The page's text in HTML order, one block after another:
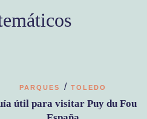
PARQUES / TOLEDO
útil para visitar Puy du Fou